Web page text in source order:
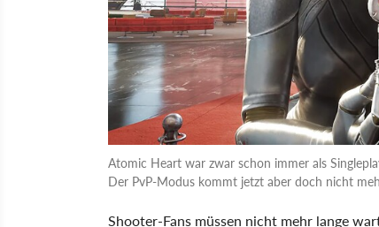
Atomic Heart war zwar schon immer als
Der PvP-Modus kommt jetzt aber doch nicht
Shooter-Fans müssen nicht mehr lange